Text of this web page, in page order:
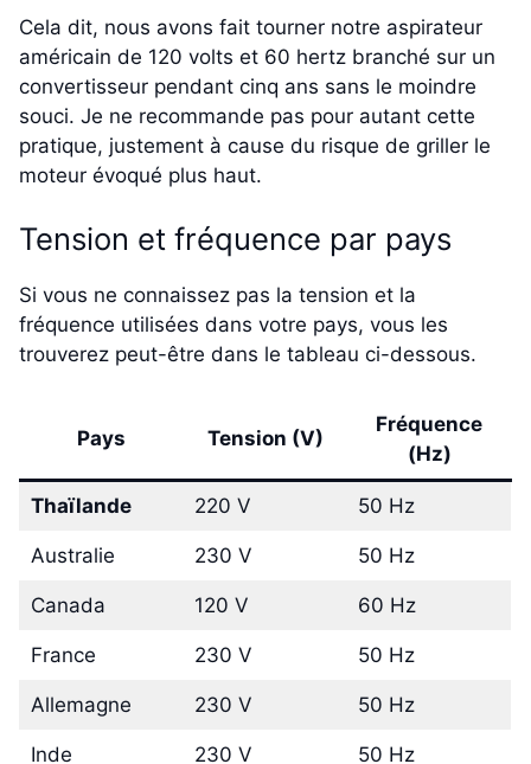
Cela dit, nous avons fait tourner notre aspirateur
américain de 120 volts et 60 hertz branché sur un
convertisseur pendant cinq ans sans le moindre
souci. Je ne recommande pas pour autant cette
pratique, justement à cause du risque de griller le
moteur évoqué plus haut.
Tension et fréquence par pays
Si vous ne connaissez pas la tension et la
fréquence utilisées dans votre pays, vous les
trouverez peut-être dans le tableau ci-dessous.
Pays Tension (V)
Fréquence
(Hz)
Thaïlande 220 V 50 Hz
Australie 230 V 50 Hz
Canada 120 V 60 Hz
France 230 V 50 Hz
Allemagne 230 V 50 Hz
Inde 230 V 50 Hz